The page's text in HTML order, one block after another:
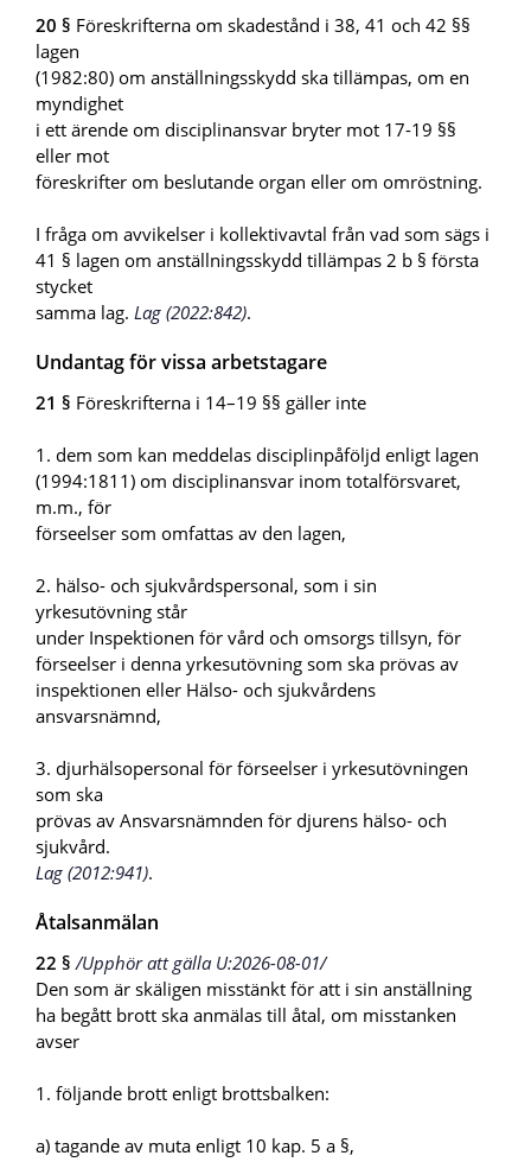
20 § Föreskrifterna om skadestånd i 38, 41 och 42 §§
lagen
(1982:80) om anställningsskydd ska tillämpas, om en
myndighet
i ett ärende om disciplinansvar bryter mot 17-19 §§
eller mot
föreskrifter om beslutande organ eller om omröstning.
I fråga om avvikelser i kollektivavtal från vad som sägs i
41 § lagen om anställningsskydd tillämpas 2 b § första
stycket
samma lag. Lag (2022:842).
Undantag för vissa arbetstagare
21 § Föreskrifterna i 14–19 §§ gäller inte
1. dem som kan meddelas disciplinpåföljd enligt lagen
(1994:1811) om disciplinansvar inom totalförsvaret,
m.m., för
förseelser som omfattas av den lagen,
2. hälso- och sjukvårdspersonal, som i sin
yrkesutövning står
under Inspektionen för vård och omsorgs tillsyn, för
förseelser i denna yrkesutövning som ska prövas av
inspektionen eller Hälso- och sjukvårdens
ansvarsnämnd,
3. djurhälsopersonal för förseelser i yrkesutövningen
som ska
prövas av Ansvarsnämnden för djurens hälso- och
sjukvård.
Lag (2012:941).
Åtalsanmälan
22 §/Upphör att gälla U:2026-08-01/
Den som är skäligen misstänkt för att i sin anställning
ha begått brott ska anmälas till åtal, om misstanken
avser
1. följande brott enligt brottsbalken:
a) tagande av muta enligt 10 kap. 5 a §,